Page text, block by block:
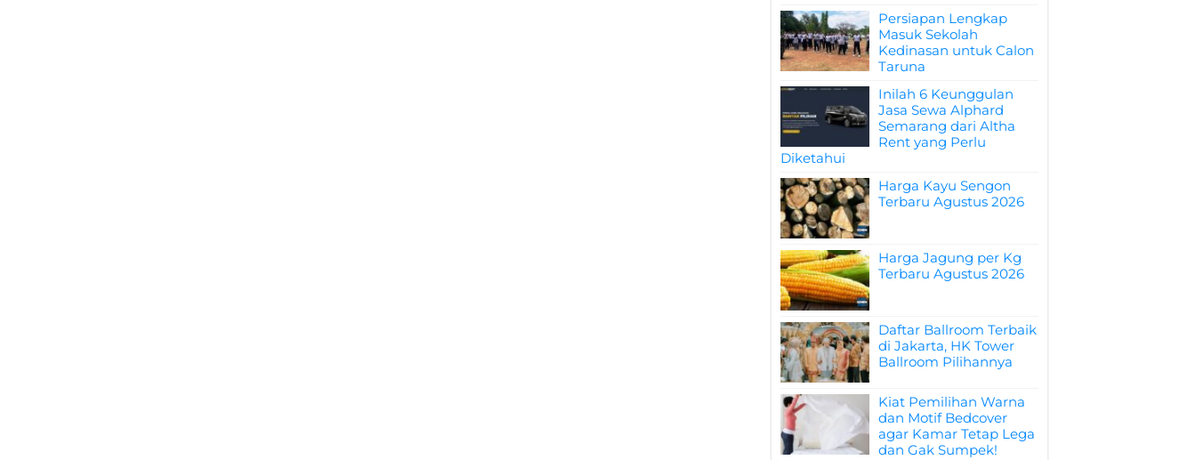
Persiapan Lengkap
Masuk Sekolah
Kedinasan untuk Calon
Taruna
Inilah 6 Keunggulan
Jasa Sewa Alphard
Semarang dari Altha
Rent yang Perlu
Diketahui
Harga Kayu Sengon
Terbaru Agustus 2026
Harga Jagung per Kg
Terbaru Agustus 2026
Daftar Ballroom Terbaik
di Jakarta, HK Tower
Ballroom Pilihannya
Kiat Pemilihan Warna
dan Motif Bedcover
agar Kamar Tetap Lega
dan Gak Sumpek!